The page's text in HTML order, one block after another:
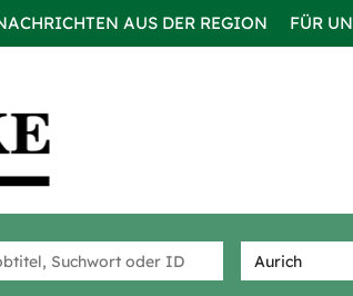
AUS DER REGION FÜR